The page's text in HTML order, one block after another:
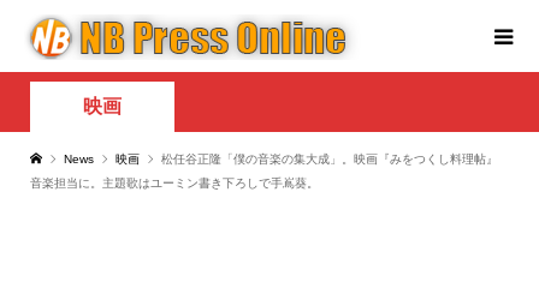
映画
News 映画
松任谷正隆「僕の音楽の集大成」。映画『みをつくし料理帖』
音楽担当に。主題歌はユーミン書き下ろしで手嶌葵。